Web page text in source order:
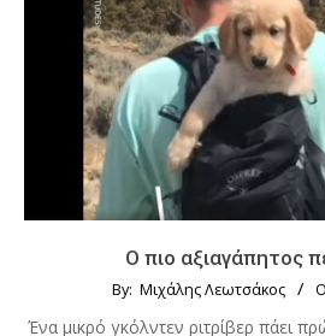
Ο πιο αξιαγάπητος
By: Μιχάλης Λεωτσάκος
Ένα μικρό γκόλντεν ριτρίβερ πάει